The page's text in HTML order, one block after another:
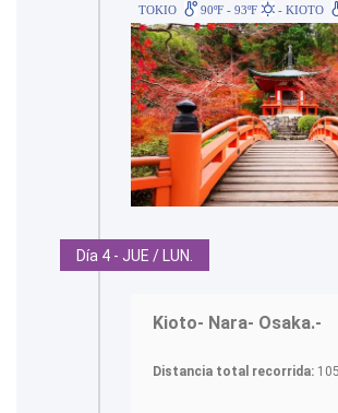
TOKIO 90ºF - 93ºF - KIOTO
Día 4 - JUE / LUN.
Kioto- Nara- Osaka.-
Distancia total recorrida: